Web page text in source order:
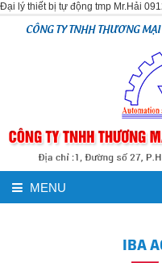
Đại lý thiết bị tự động tmp Mr.Hải
CÔNG TY TNHH THƯƠNG MẠI
MENU
IBA